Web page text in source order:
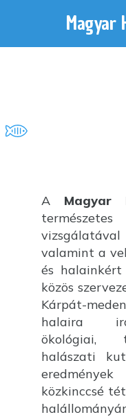
Magyar
A Magyar
valamint a
és
közös
Kárpát-
halaira
ökológiai,
halászati
közkinccsé